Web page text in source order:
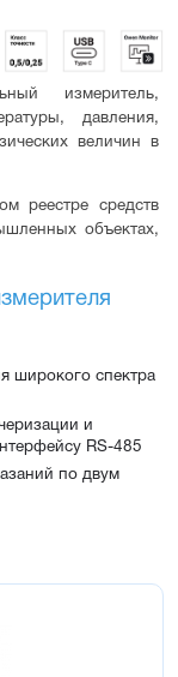
измеритель,
давления,
величин в
реестре средств
объектах,
широкого спектра
и
RS-485
по двум